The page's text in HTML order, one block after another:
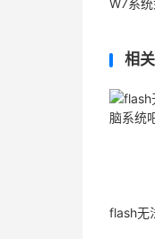
W7系
相
flash无